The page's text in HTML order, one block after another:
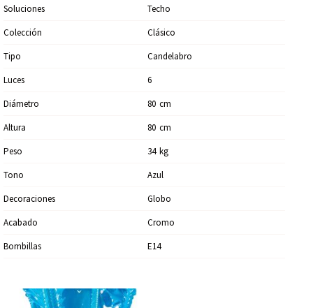
Soluciones
Techo
Colección
Clásico
Tipo
Candelabro
Luces
6
Diámetro
80 Cm
Altura
80 Cm
Peso
34 Kg
Tono
Azul
Decoraciones
Globo
Acabado
Cromo
Bombillas
E14